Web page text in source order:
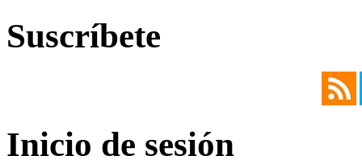
Suscríbete
Inicio de sesión